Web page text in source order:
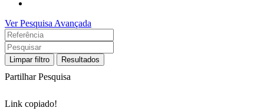
Ver Pesquisa Avançada
Limpar filtro Resultados
Partilhar Pesquisa
Link copiado!